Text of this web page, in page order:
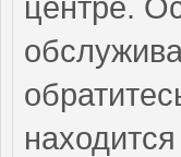
центре.